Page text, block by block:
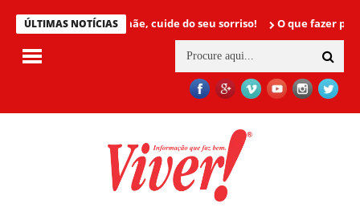
ÚLTIMAS NOTÍCIAS
Mamãe, cuide do seu sorriso! O que fazer para não